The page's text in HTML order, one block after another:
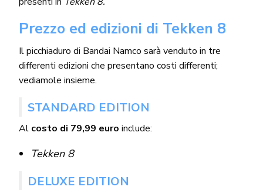
Prezzo ed edizioni di Tekken 8
Il picchiaduro di Bandai Namco sarà venduto in tre
differenti edizioni che presentano costi differenti;
vediamole insieme.
STANDARD EDITION
Al costo di 79,99 euro include:
Tekken 8
DELUXE EDITION